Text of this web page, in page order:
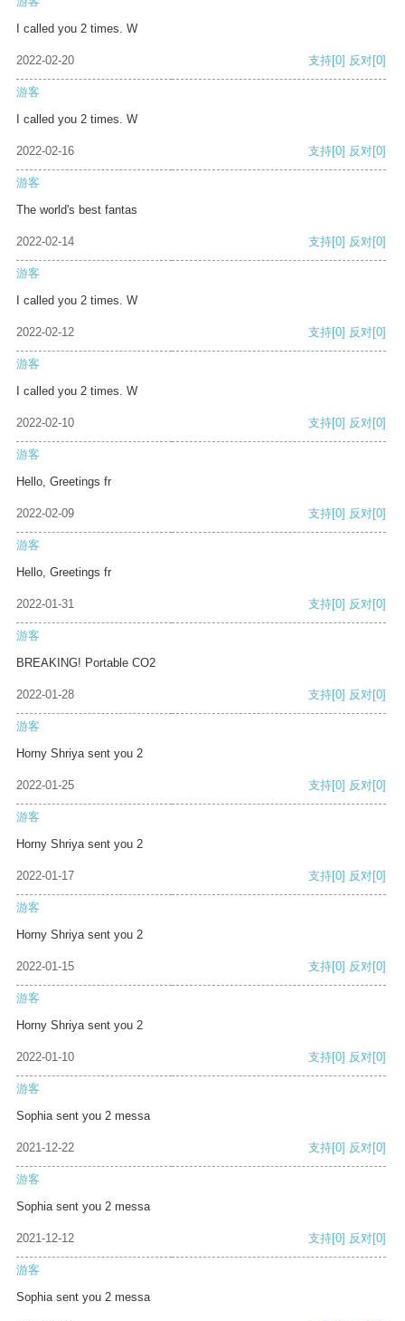
I called you 2 times. W
2022-02-20 支持[0] 反对[0]
游客
I called you 2 times. W
2022-02-16 支持[0] 反对[0]
游客
The world's best fantas
2022-02-14 支持[0] 反对[0]
游客
I called you 2 times. W
2022-02-12 支持[0] 反对[0]
游客
I called you 2 times. W
2022-02-10 支持[0] 反对[0]
游客
Hello, Greetings fr
2022-02-09 支持[0] 反对[0]
游客
Hello, Greetings fr
2022-01-31 支持[0] 反对[0]
游客
BREAKING! Portable CO2
2022-01-28 支持[0] 反对[0]
游客
Horny Shriya sent you 2
2022-01-25 支持[0] 反对[0]
游客
Horny Shriya sent you 2
2022-01-17 支持[0] 反对[0]
游客
Horny Shriya sent you 2
2022-01-15 支持[0] 反对[0]
游客
Horny Shriya sent you 2
2022-01-10 支持[0] 反对[0]
游客
Sophia sent you 2 messa
2021-12-22 支持[0] 反对[0]
游客
Sophia sent you 2 messa
2021-12-12 支持[0] 反对[0]
游客
Sophia sent you 2 messa